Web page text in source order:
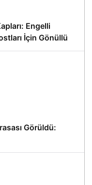
Engelli
İçin Gönüllü
Görüldü: